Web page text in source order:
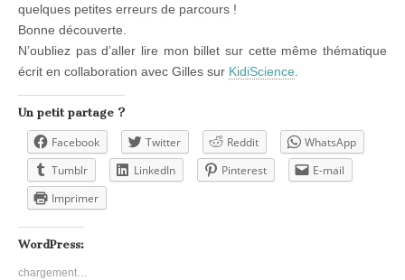
quelques petites erreurs de parcours !
Bonne découverte.
N’oubliez pas d’aller lire mon billet sur cette même thématique
écrit en collaboration avec Gilles sur KidiScience
Un petit partage ?
Facebook Twitter Reddit
WhatsApp
Tumblr
LinkedIn Pinterest
E-mail
Imprimer
WordPress:
chargement…